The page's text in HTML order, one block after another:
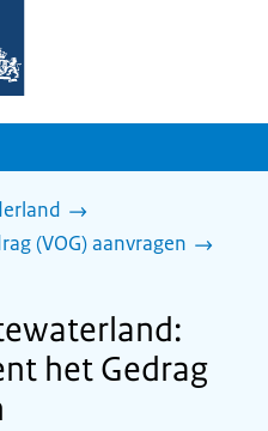
(VOG) aanvragen
het Gedrag